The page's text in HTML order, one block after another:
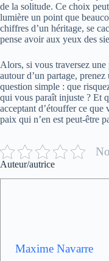
de la solitude. Ce choix
lumière un point que
chiffres d’un héritage, se
pense avoir aux yeux des
Alors, si vous traversez
autour d’un partage,
question simple : que
qui vous paraît injuste ? Et
acceptant d’étouffer ce que
paix qui n’en est peut-être
Auteur/autrice
Maxime Navarre